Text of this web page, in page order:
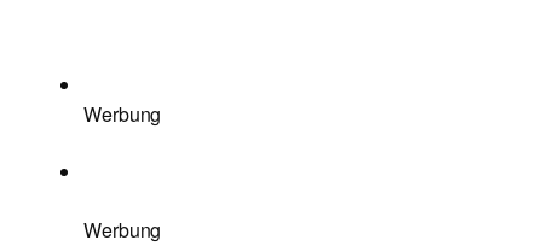
Werbung
Werbung